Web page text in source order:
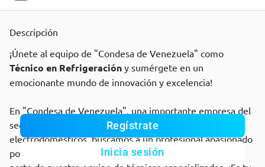
Descripción
¡Únete al equipo de "Condesa de Venezuela" como
Técnico en Refrigeración y sumérgete en un
emocionante mundo de innovación y excelencia!
En "Condesa de Venezuela", una importante empresa del
sector dedicada a la distribución de línea blanca y
electrodomésticos, buscamos a un profesional apasionado
por la refrigeración y los electrodomésticos para formar
Regístrate
Inicia sesión